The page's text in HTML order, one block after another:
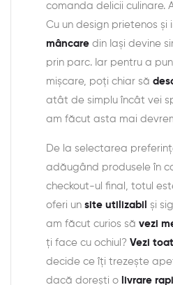
comanda delicii culinare.
Cu un design prietenos și
mâncare din Iași devine
prin parc. Iar pentru a
mișcare, poți chiar să
atât de simplu încât vei
am făcut asta mai
De la selectarea
adăugând produsele în
checkout-ul final, totul
oferi un site utilizabil
și
am făcut curios să vezi
ți face cu ochiul? Vezi
decide ce îți trezește
dacă dorești o
livrare